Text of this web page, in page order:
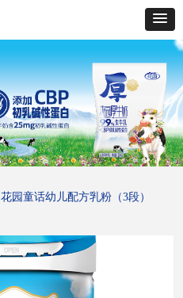
花园童话幼儿配方乳粉（3段）